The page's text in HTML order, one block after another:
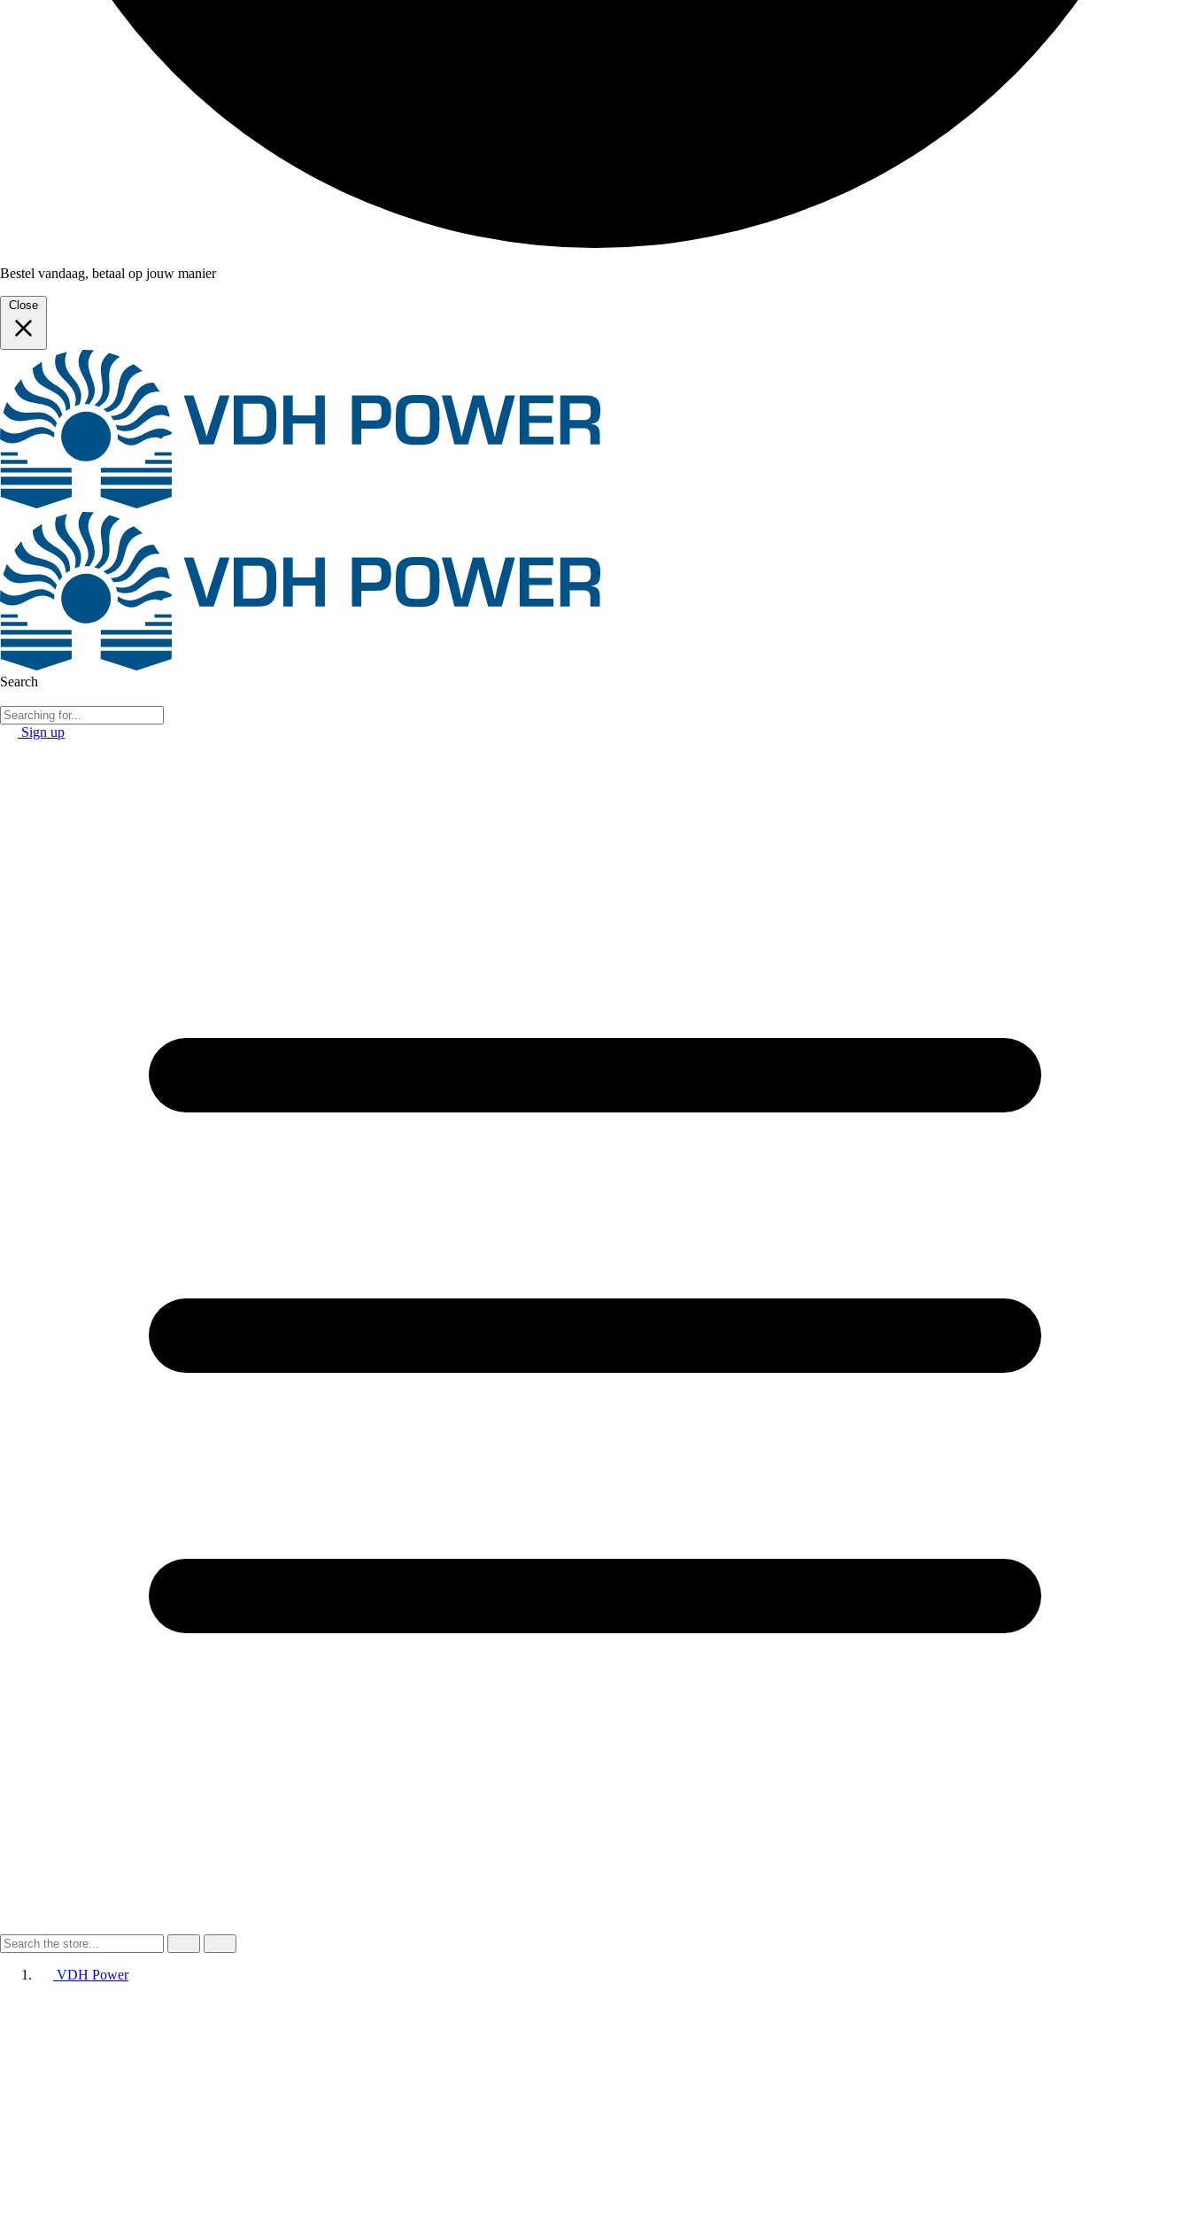
Bestel vandaag, betaal op jouw manier
Close
Search
Sign up
VDH Power